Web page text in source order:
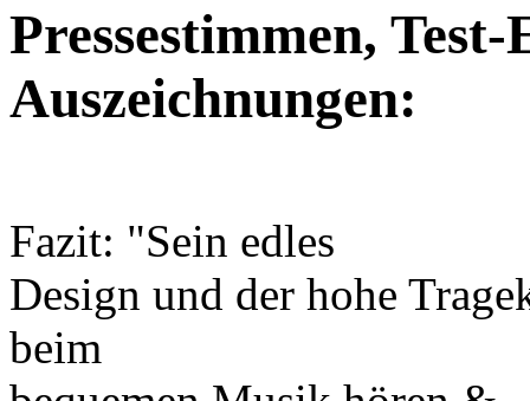
Pressestimmen,
Auszeichnungen:
Fazit: "Sein edles
Design und der hohe
beim